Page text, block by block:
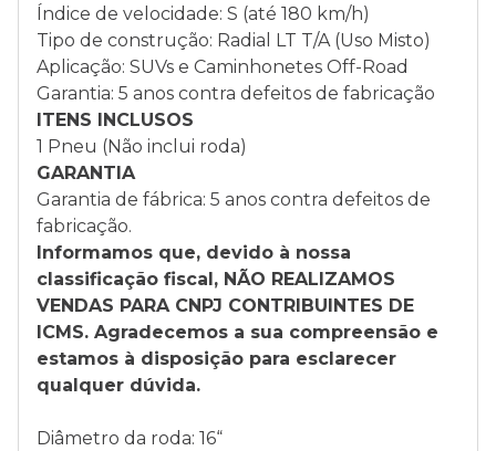
Índice de velocidade: S (até 180 km/h)
Tipo de construção: Radial LT T/A (Uso Misto)
Aplicação: SUVs e Caminhonetes Off-Road
Garantia: 5 anos contra defeitos de fabricação
ITENS INCLUSOS
1 Pneu (Não inclui roda)
GARANTIA
Garantia de fábrica: 5 anos contra defeitos de
fabricação.
Informamos que, devido à nossa
classificação fiscal, NÃO REALIZAMOS
VENDAS PARA CNPJ CONTRIBUINTES DE
ICMS. Agradecemos a sua compreensão e
estamos à disposição para esclarecer
qualquer dúvida.
Diâmetro da roda: 16“